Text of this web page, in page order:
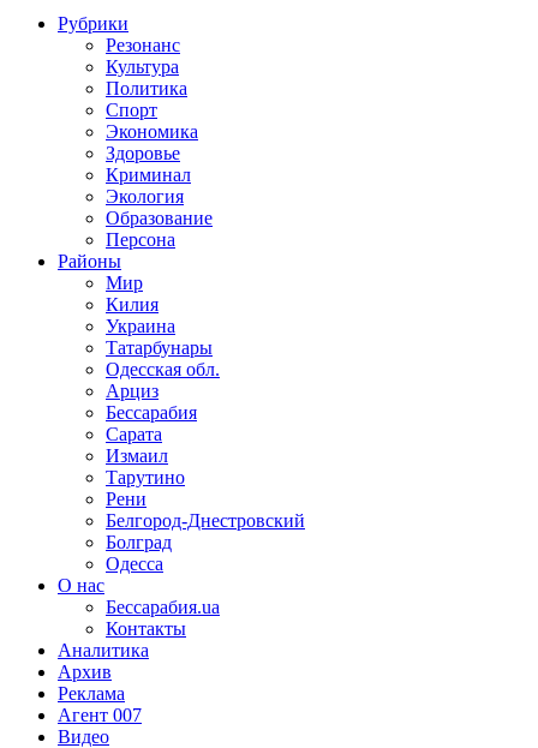
Рубрики
Резонанс
Культура
Политика
Спорт
Экономика
Здоровье
Криминал
Экология
Образование
Персона
Районы
Мир
Килия
Украина
Татарбунары
Одесская обл.
Арциз
Бессарабия
Сарата
Измаил
Тарутино
Рени
Белгород-Днестровский
Болград
Одесса
О нас
Бессарабия.ua
Контакты
Аналитика
Архив
Реклама
Агент 007
Видео